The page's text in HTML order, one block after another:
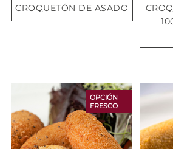
CROQUETÓN DE ASADO
OPCIÓN
FRESCO